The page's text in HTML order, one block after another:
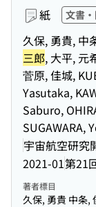
紙 文書
久保, 勇貴, 中
三郎, 大平, 元
菅原, 佳城,
Yasutaka,
Saburo,
SUGAWARA,
宇宙航空研究
2021-01第21
著者標目
久保, 勇貴 中条,